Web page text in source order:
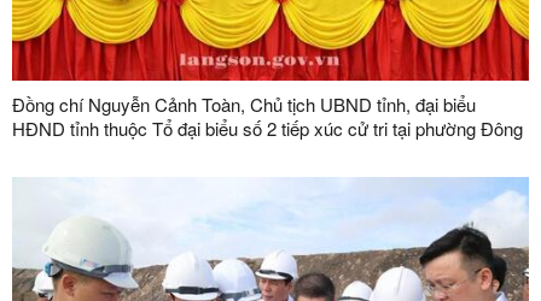
Đồng chí Nguyễn Cảnh Toàn, Chủ tịch UBND tỉnh, đại biểu
HĐND tỉnh thuộc Tổ đại biểu số 2 tiếp xúc cử tri tại phường Đông